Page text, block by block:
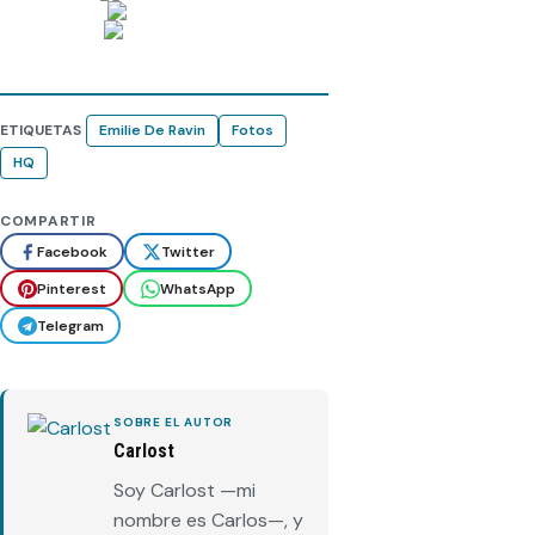
ETIQUETAS Emilie De Ravin
Fotos
HQ
COMPARTIR
Facebook
Twitter
Pinterest
WhatsApp
Telegram
SOBRE EL AUTOR
Carlost
Soy Carlost —mi
nombre es Carlos—, y